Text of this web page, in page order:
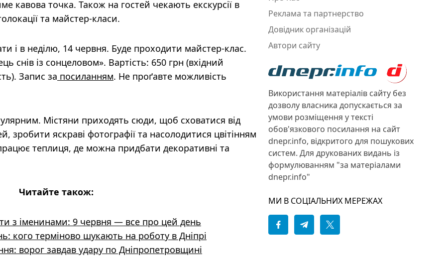
кавова точка. Також на гостей чекають екскурсії в
та майстер-класи.
і в неділю, 14 червня. Буде проходити майстер-клас.
снів із сонцеловом». Вартість: 650 грн (вхідний
Запис за посиланням. Не проґавте можливість
Містяни приходять сюди, щоб сховатися від
зробити яскраві фотографії та насолодитися цвітінням
теплиця, де можна придбати декоративні та
Читайте також:
з іменинами: 9 червня — все про цей день
кого терміново шукають на роботу в Дніпрі
ворог завдав удару по Дніпропетровщині
Реклама та партнерство
Довідник організацій
Автори сайту
Використання матеріалів сайту без
дозволу власника допускається за
умови розміщення у тексті
обов'язкового посилання на сайт
dnepr.info, відкритого для пошукових
систем. Для друкованих видань із
формулюванням "за матеріалами
dnepr.info"
МИ В СОЦІАЛЬНИХ МЕРЕЖАХ